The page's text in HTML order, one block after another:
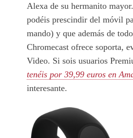
Alexa de su hermanito
podéis prescindir del móvil
mando) y que además de
Chromecast ofrece soporta,
Video. Si sois usuarios
tenéis por 39,99 euros en
interesante.